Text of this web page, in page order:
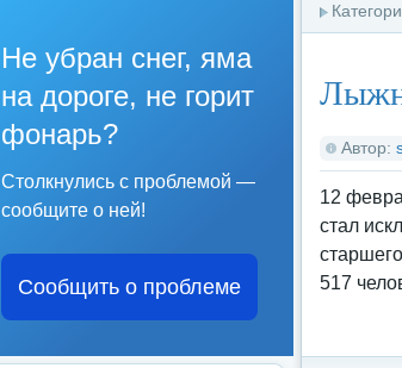
Автор:
12
стал
517
Не убран снег, яма
на дороге, не горит
фонарь?
Столкнулись с проблемой —
сообщите о ней!
Сообщить о проблеме